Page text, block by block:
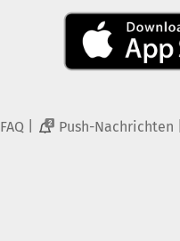
FAQ 2 Push-Nachrichten